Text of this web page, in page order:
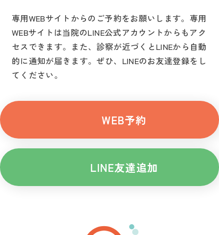
専用WEBサイトからのご予約をお願いします。 専用
WEBサイトは当院のLINE公式アカウントからもアク
セスできます。 また、診察が近づくとLINEから自動
的に通知が届きます。 ぜひ、LINEのお友達登録をし
てください。
WEB予約
LINE友達追加